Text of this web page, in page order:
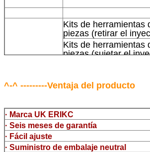
Herramientas
y
comprobador
Kits de herramientas
piezas (retirar el
Kits de herramientas
piezas (sujetar el
inyectores
common rail
pinzas universales/
retorno de aceite
inyector)
^-^ ---------Ventaja del producto
· Marca UK ERIKC
· Seis meses de garantía
· Fácil ajuste
· Suministro de embalaje neutral